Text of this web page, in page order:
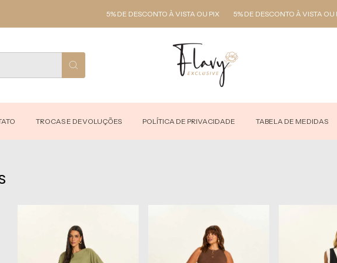
5% DE DESCONTO À VISTA OU PIX 5% DE DESCONTO À VISTA OU PIX
TROCAS E DEVOLUÇÕES POLÍTICA DE PRIVACIDADE TABELA DE MEDIDAS